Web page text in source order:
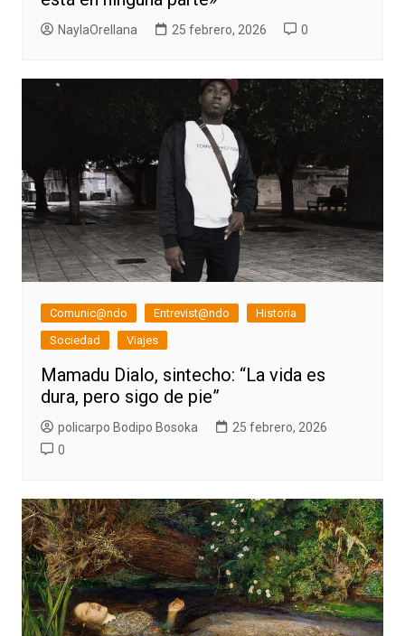
NaylaOrellana 25 febrero, 2026 0
Comunic@ndo Entrevist@ndo
Historia
Sociedad
Viajes
Mamadu Dialo, sintecho: “La vida es
dura, pero sigo de pie”
policarpo Bodipo Bosoka
25 febrero, 2026
0